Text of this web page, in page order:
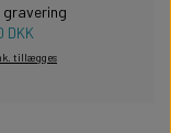
DKK
tillægges